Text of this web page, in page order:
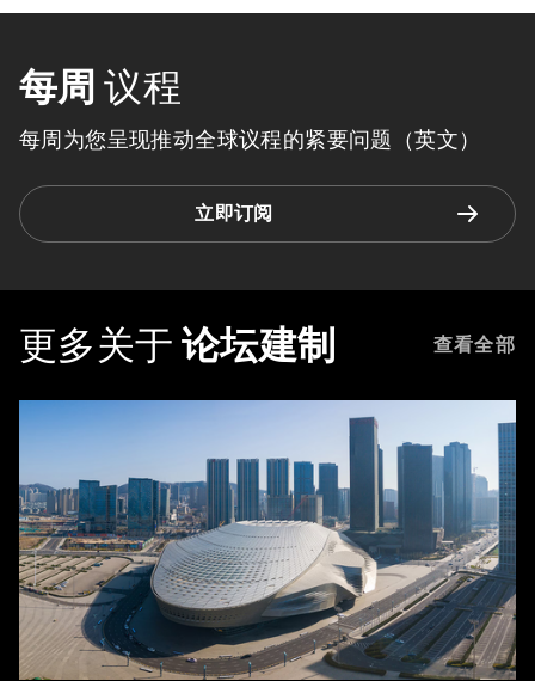
每周 议程
每周为您呈现推动全球议程的紧要问题（英文）
立即订阅
更多关于 论坛建制 查看全部